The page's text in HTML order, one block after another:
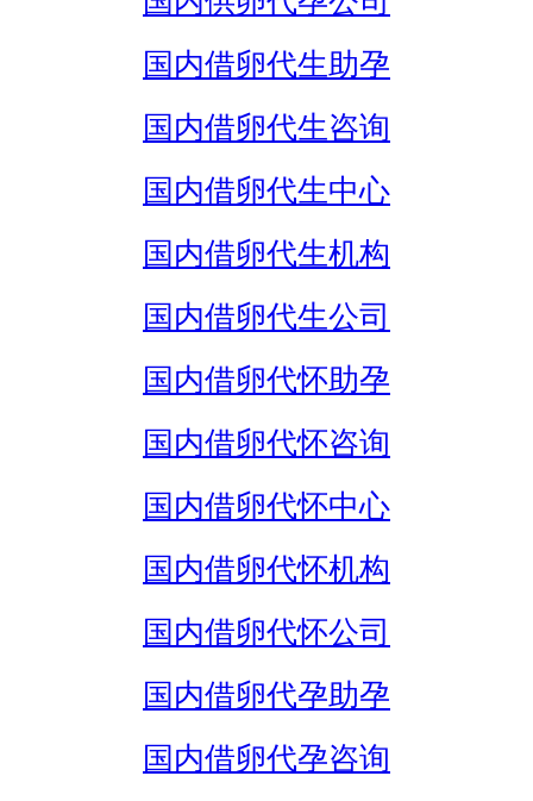
国内借卵代生助孕
国内借卵代生咨询
国内借卵代生中心
国内借卵代生机构
国内借卵代生公司
国内借卵代怀助孕
国内借卵代怀咨询
国内借卵代怀中心
国内借卵代怀机构
国内借卵代怀公司
国内借卵代孕助孕
国内借卵代孕咨询